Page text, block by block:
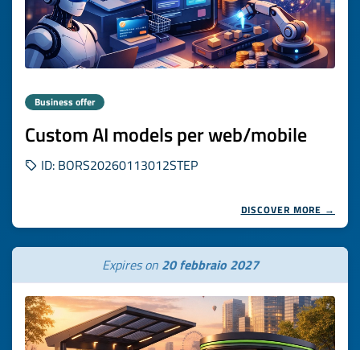
Business offer
Custom AI models per web/mobile
ID: BORS20260113012STEP
DISCOVER MORE →
Expires on 20 febbraio 2027